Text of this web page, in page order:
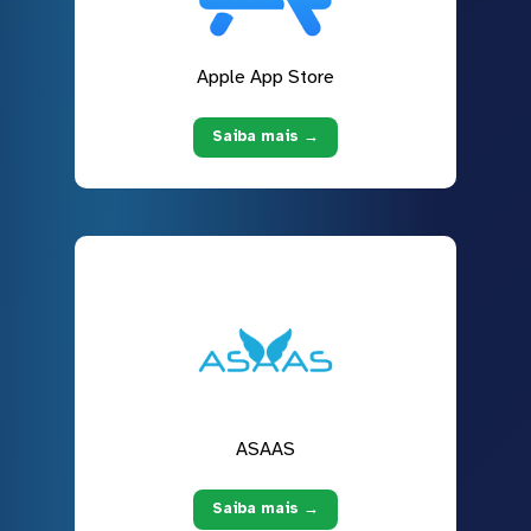
Apple App Store
Saiba mais →
ASAAS
Saiba mais →